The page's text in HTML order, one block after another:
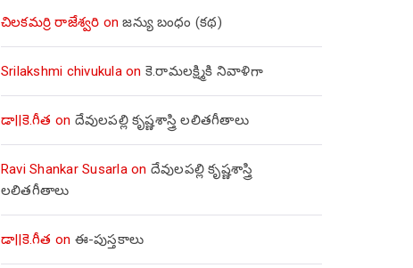
చిలకమర్రి రాజేశ్వరి onజన్యు బంధం (కథ)
Srilakshmi chivukulaon కె.రామలక్ష్మికి నివాళిగా
డా||కె.గీత on దేవులపల్లి కృష్ణశాస్త్రి లలితగీతాలు
Ravi Shankar Susarlaon దేవులపల్లి కృష్ణశాస్త్రి
లలితగీతాలు
డా||కె.గీత on ఈ-పుస్తకాలు